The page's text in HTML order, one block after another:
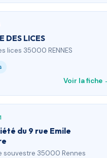
DES LICES
lices 35000 RENNES
Voir la fiche
du 9 rue Emile
souvestre 35000 Rennes